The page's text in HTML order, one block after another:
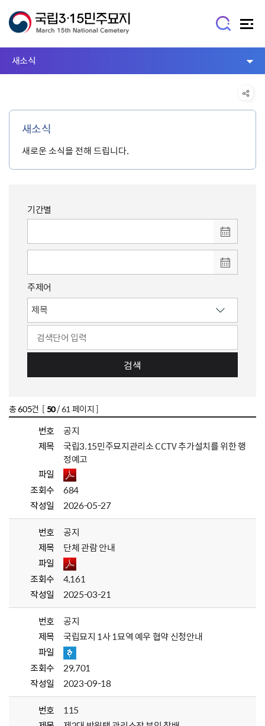
새소식
새소식
새로운 소식을 전해 드립니다.
기간별
주제어
검색
총605건 [50/ 61 페이지 ]
번호
공지
제목
국립3.15민주묘지관리소 CCTV 추가설치를 위한 행
정예고
파일
조회수
684
작성일
2026-05-27
번호
공지
제목
단체 관람 안내
파일
조회수
4,161
작성일
2025-03-21
번호
공지
제목
국립묘지 1사 1묘역 예우 협약 신청안내
파일
조회수
29,701
작성일
2023-09-18
번호
115